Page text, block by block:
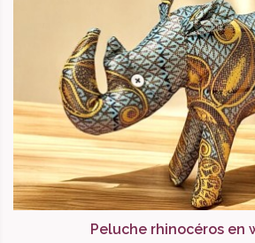
Peluche rhinocéros en